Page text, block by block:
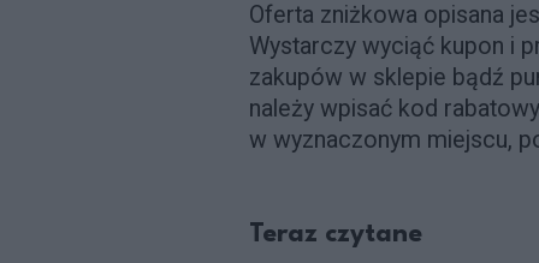
Oferta zniżkowa opisana
Wystarczy wyciąć kupon i
zakupów w sklepie bądź
należy wpisać kod
w wyznaczonym miejscu,
Teraz czytane